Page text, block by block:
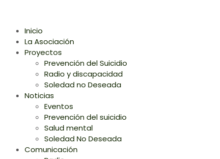
Inicio
La Asociación
Proyectos
Prevención del Suicidio
Radio y discapacidad
Soledad no Deseada
Noticias
Eventos
Prevención del suicidio
Salud mental
Soledad No Deseada
Comunicación